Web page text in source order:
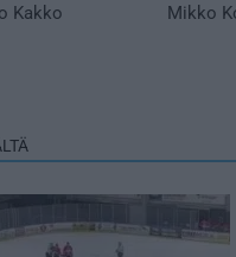
Kakko
Mikko